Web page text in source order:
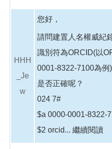
HHH
_Je
w
您好，
請問建置人名權威紀
識別符為ORCID(以
0001-8322-7100為
是否正確呢？
024 7#
$a 0000-0001-8322-
$2 orcid... 繼續閱讀